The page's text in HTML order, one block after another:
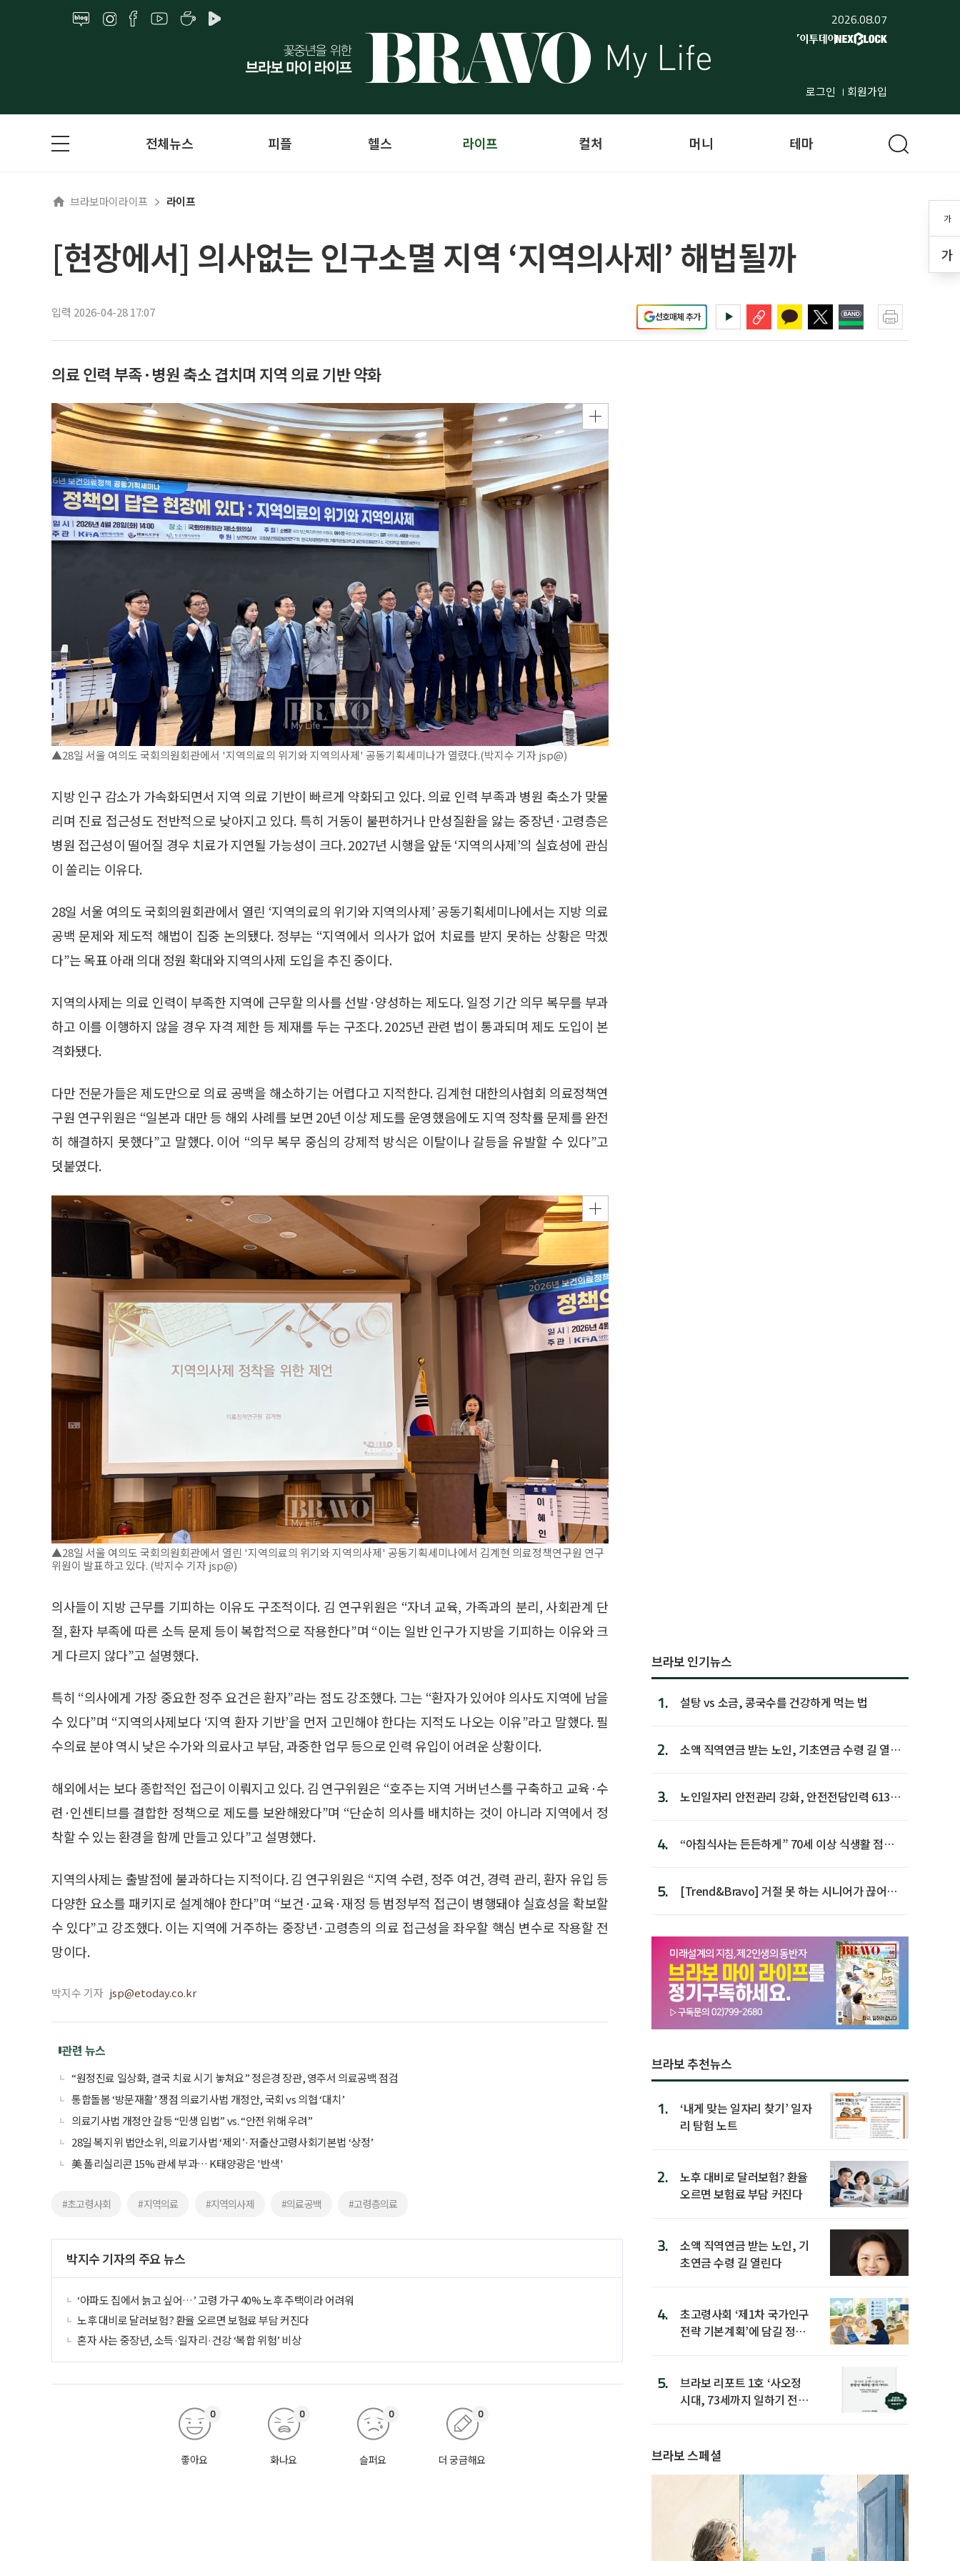
2026.08.07
로그인 회원가입
가
가
전체뉴스 피플 헬스 라이프 컬처 머니 테마
브라보마이라이프 라이프
[현장에서] 의사없는 인구소멸 지역 ‘지역의사제’ 해법될까
입력 2026-04-28 17:07 선호매체 추가
의료 인력 부족·병원 축소 겹치며 지역 의료 기반 약화
▲28일 서울 여의도 국회의원회관에서 '지역의료의 위기와 지역의사제' 공동기획세미나가 열렸다.(박지수 기자 jsp@)
지방 인구 감소가 가속화되면서 지역 의료 기반이 빠르게 약화되고 있다. 의료 인력 부족과 병원 축소가 맞물
리며 진료 접근성도 전반적으로 낮아지고 있다. 특히 거동이 불편하거나 만성질환을 앓는 중장년·고령층은
병원 접근성이 떨어질 경우 치료가 지연될 가능성이 크다. 2027년 시행을 앞둔 ‘지역의사제’의 실효성에 관심
이 쏠리는 이유다.
28일 서울 여의도 국회의원회관에서 열린 ‘지역의료의 위기와 지역의사제’ 공동기획세미나에서는 지방 의료
공백 문제와 제도적 해법이 집중 논의됐다. 정부는 “지역에서 의사가 없어 치료를 받지 못하는 상황은 막겠
다”는 목표 아래 의대 정원 확대와 지역의사제 도입을 추진 중이다.
지역의사제는 의료 인력이 부족한 지역에 근무할 의사를 선발·양성하는 제도다. 일정 기간 의무 복무를 부과
하고 이를 이행하지 않을 경우 자격 제한 등 제재를 두는 구조다. 2025년 관련 법이 통과되며 제도 도입이 본
격화됐다.
다만 전문가들은 제도만으로 의료 공백을 해소하기는 어렵다고 지적한다. 김계현 대한의사협회 의료정책연
구원 연구위원은 “일본과 대만 등 해외 사례를 보면 20년 이상 제도를 운영했음에도 지역 정착률 문제를 완전
히 해결하지 못했다”고 말했다. 이어 “의무 복무 중심의 강제적 방식은 이탈이나 갈등을 유발할 수 있다”고
덧붙였다.
▲28일 서울 여의도 국회의원회관에서 열린 '지역의료의 위기와 지역의사제' 공동기획세미나에서 김계현 의료정책연구원 연구
위원이 발표하고 있다. (박지수 기자 jsp@)
의사들이 지방 근무를 기피하는 이유도 구조적이다. 김 연구위원은 “자녀 교육, 가족과의 분리, 사회관계 단
절, 환자 부족에 따른 소득 문제 등이 복합적으로 작용한다”며 “이는 일반 인구가 지방을 기피하는 이유와 크
게 다르지 않다”고 설명했다.
특히 “의사에게 가장 중요한 정주 요건은 환자”라는 점도 강조했다. 그는 “환자가 있어야 의사도 지역에 남을
수 있다”며 “지역의사제보다 ‘지역 환자 기반’을 먼저 고민해야 한다는 지적도 나오는 이유”라고 말했다. 필
수의료 분야 역시 낮은 수가와 의료사고 부담, 과중한 업무 등으로 인력 유입이 어려운 상황이다.
해외에서는 보다 종합적인 접근이 이뤄지고 있다. 김 연구위원은 “호주는 지역 거버넌스를 구축하고 교육·수
련·인센티브를 결합한 정책으로 제도를 보완해왔다”며 “단순히 의사를 배치하는 것이 아니라 지역에서 정
착할 수 있는 환경을 함께 만들고 있다”고 설명했다.
지역의사제는 출발점에 불과하다는 지적이다. 김 연구위원은 “지역 수련, 정주 여건, 경력 관리, 환자 유입 등
다양한 요소를 패키지로 설계해야 한다”며 “보건·교육·재정 등 범정부적 접근이 병행돼야 실효성을 확보할
수 있다”고 강조했다. 이는 지역에 거주하는 중장년·고령층의 의료 접근성을 좌우할 핵심 변수로 작용할 전
망이다.
박지수 기자 jsp@etoday.co.kr
관련 뉴스
“원정진료 일상화, 결국 치료 시기 놓쳐요” 정은경 장관, 영주서 의료공백 점검
통합돌봄 ‘방문재활’ 쟁점 의료기사법 개정안, 국회 vs 의협 ‘대치’
의료기사법 개정안 갈등 “민생 입법” vs. “안전 위해 우려”
28일 복지위 법안소위, 의료기사법 ‘제외’·저출산고령사회기본법 ‘상정’
美 폴리실리콘 15% 관세 부과… K태양광은 '반색'
#초고령사회 #지역의료 #지역의사제 #의료공백 #고령층의료
박지수 기자의 주요 뉴스
‘아파도 집에서 늙고 싶어…’ 고령 가구 40% 노후 주택이라 어려워
노후 대비로 달러보험? 환율 오르면 보험료 부담 커진다
혼자 사는 중장년, 소득·일자리·건강 ‘복합 위험’ 비상
좋아요
0
화나요
0
슬퍼요
0
더 궁금해요
0
브라보 인기뉴스
1. 설탕 vs 소금, 콩국수를 건강하게 먹는 법
2.
소액 직역연금 받는 노인, 기초연금 수령 길 열린
3.
노인일자리 안전관리 강화, 안전전담인력 613명
4.
“아침식사는 든든하게” 70세 이상 식생활 점수
5.
[Trend&Bravo] 거절 못 하는 시니어가 끊어야
브라보 추천뉴스
1.
‘내게 맞는 일자리 찾기’ 일자
리 탐험 노트
2.
노후 대비로 달러보험? 환율
오르면 보험료 부담 커진다
3.
소액 직역연금 받는 노인, 기
초연금 수령 길 열린다
4.
초고령사회 ‘제1차 국가인구
전략 기본계획’에 담길 정책
5.
브라보 리포트 1호 ‘사오정
시대, 73세까지 일하기 전략’
브라보 스페셜